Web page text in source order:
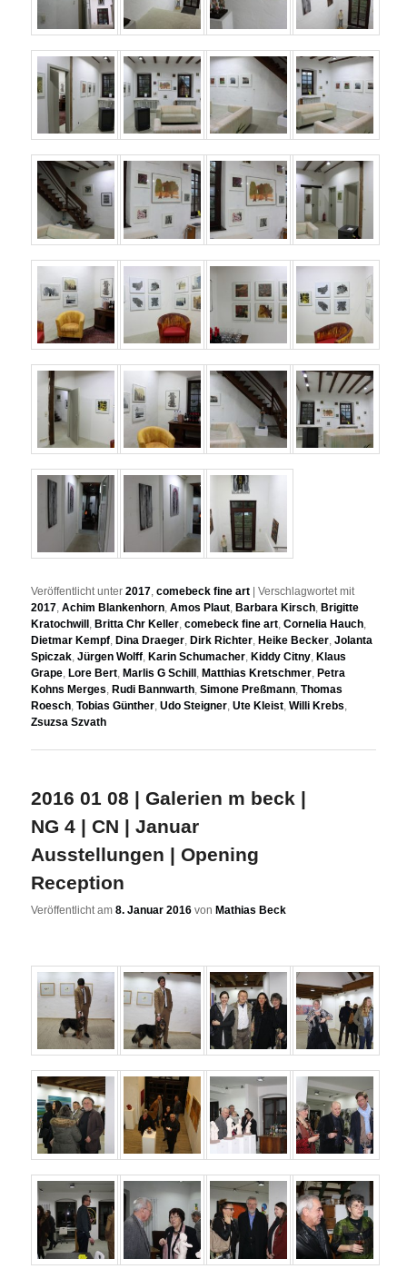
Veröffentlicht unter 2017,comebeck fine art |Verschlagwortet mit
2017,Achim Blankenhorn,Amos Plaut, Barbara Kirsch, Brigitte
Kratochwill , Britta Chr Keller,comebeck fine art,Cornelia Hauch,
Dietmar Kempf, Dina Draeger, Dirk Richter, Heike Becker,Jolanta
Spiczak,Jürgen Wolff, Karin Schumacher, Kiddy Citny, Klaus
Grape, Lore Bert, Marlis G Schill , Matthias Kretschmer, Petra
Kohns Merges, Rudi Bannwarth,Simone Preßmann,Thomas
Roesch,Tobias Günther,Udo Steigner,Ute Kleist,Willi Krebs,
Zsuzsa Szvath
2016 01 08 | Galerien m beck |
NG 4 | CN | Januar
Ausstellungen | Opening
Reception
Veröffentlicht am8. Januar 2016 vonMathias Beck